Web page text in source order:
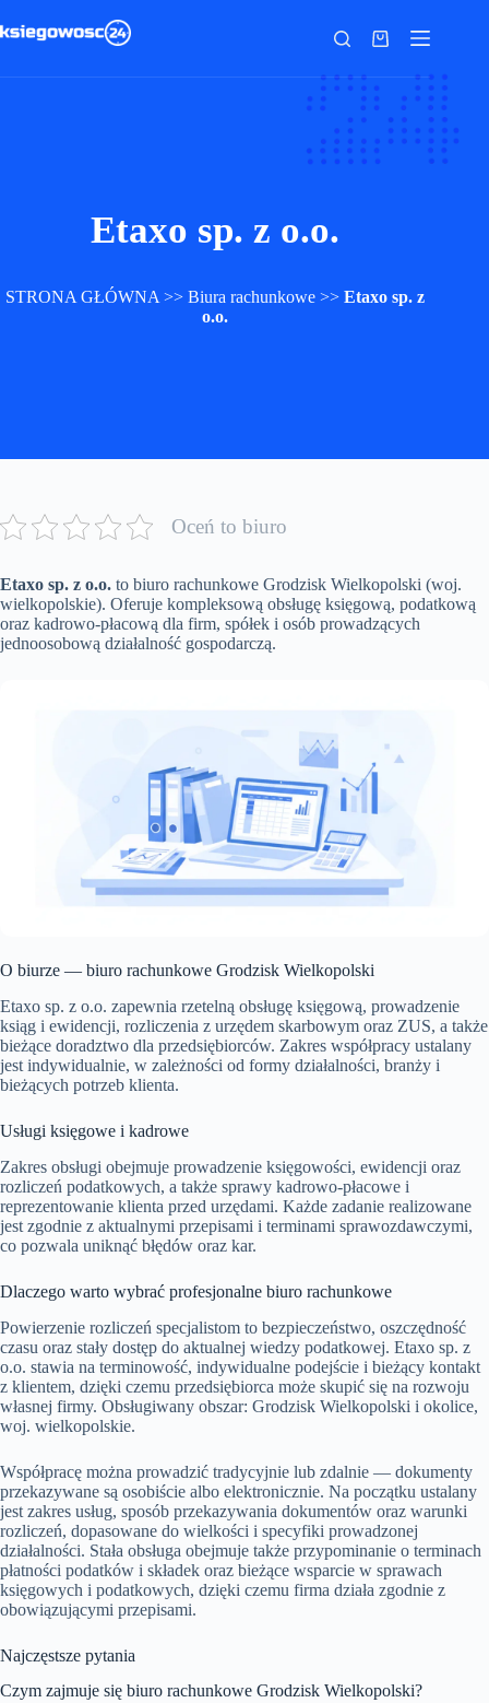
do
Koszyk
Etaxo sp. z o.o.
STRONA GŁÓWNA >>Biura rachunkowe >>Etaxo sp. z
o.o.
Oceń to biuro
Etaxo sp. z o.o. to biuro rachunkowe Grodzisk Wielkopolski (woj.
wielkopolskie). Oferuje kompleksową obsługę księgową, podatkową
oraz kadrowo-płacową dla firm, spółek i osób prowadzących
jednoosobową działalność gospodarczą.
O biurze — biuro rachunkowe Grodzisk Wielkopolski
Etaxo sp. z o.o. zapewnia rzetelną obsługę księgową, prowadzenie
ksiąg i ewidencji, rozliczenia z urzędem skarbowym oraz ZUS, a także
bieżące doradztwo dla przedsiębiorców. Zakres współpracy ustalany
jest indywidualnie, w zależności od formy działalności, branży i
bieżących potrzeb klienta.
Usługi księgowe i kadrowe
Zakres obsługi obejmuje prowadzenie księgowości, ewidencji oraz
rozliczeń podatkowych, a także sprawy kadrowo-płacowe i
reprezentowanie klienta przed urzędami. Każde zadanie realizowane
jest zgodnie z aktualnymi przepisami i terminami sprawozdawczymi,
co pozwala uniknąć błędów oraz kar.
Dlaczego warto wybrać profesjonalne biuro rachunkowe
Powierzenie rozliczeń specjalistom to bezpieczeństwo, oszczędność
czasu oraz stały dostęp do aktualnej wiedzy podatkowej. Etaxo sp. z
o.o. stawia na terminowość, indywidualne podejście i bieżący kontakt
z klientem, dzięki czemu przedsiębiorca może skupić się na rozwoju
własnej firmy. Obsługiwany obszar: Grodzisk Wielkopolski i okolice,
woj. wielkopolskie.
Współpracę można prowadzić tradycyjnie lub zdalnie — dokumenty
przekazywane są osobiście albo elektronicznie. Na początku ustalany
jest zakres usług, sposób przekazywania dokumentów oraz warunki
rozliczeń, dopasowane do wielkości i specyfiki prowadzonej
działalności. Stała obsługa obejmuje także przypominanie o terminach
płatności podatków i składek oraz bieżące wsparcie w sprawach
księgowych i podatkowych, dzięki czemu firma działa zgodnie z
obowiązującymi przepisami.
Najczęstsze pytania
Czym zajmuje się biuro rachunkowe Grodzisk Wielkopolski?